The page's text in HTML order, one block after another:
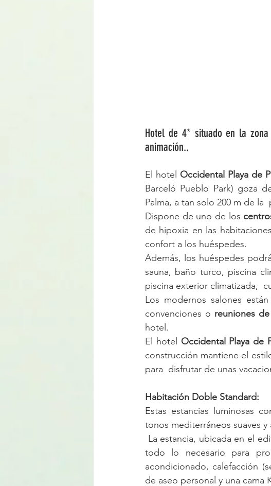
Hotel de 4* situado en la
animación..
El hotel Occidental Playa de
Barceló Pueblo Park) goza
Palma, a tan solo 200 m de la
Dispone de uno de los
de hipoxia en las
confort a los huéspedes.
Además, los huéspedes
sauna, baño turco, piscina
piscina exterior climatizada,
Los modernos salones
convenciones o reuniones
hotel.
El hotel Occidental Playa de
construcción mantiene el
para  disfrutar de unas
Habitación Doble Standard:
Estas estancias luminosas
tonos mediterráneos suaves
La estancia, ubicada en el
todo lo necesario para
acondicionado, calefacción
de aseo personal y una cama